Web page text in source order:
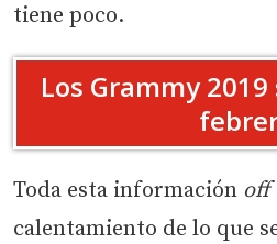
tiene poco.
Los Grammy
Toda esta información off
calentamiento de lo que